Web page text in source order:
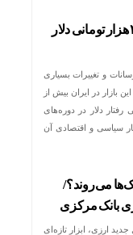
پشت پرده نوسان ۴۴ هزار تومانی دلار
و تغییرات بسیاری
در ایران بیش از
دلار در دوره‌های
سیاسی و اقتصادی آن
می‌روند؟/
بانک مرکزی
ارزی، ابزار تازه‌ای